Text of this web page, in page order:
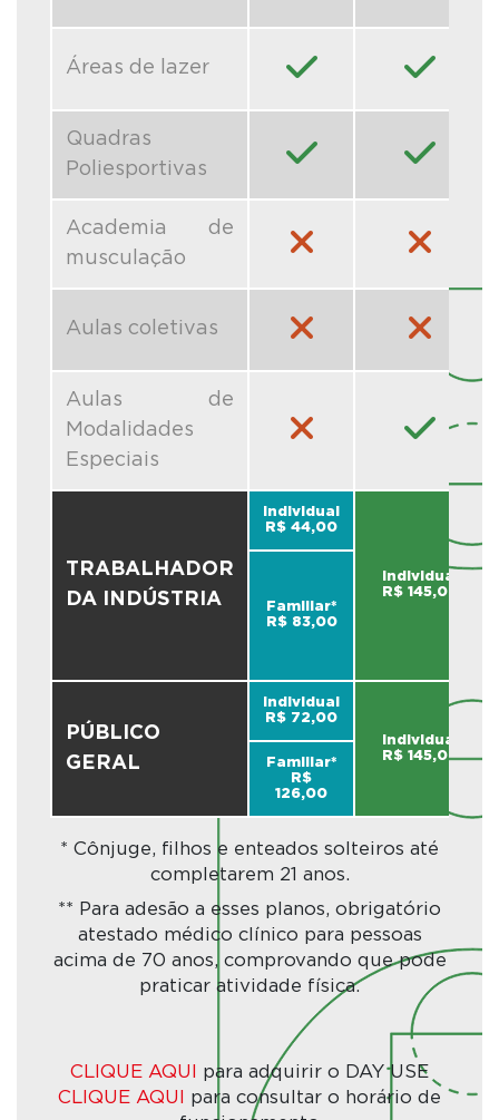
Áreas de lazer
Quadras
Poliesportivas
Academia de
musculação
Aulas coletivas
Aulas de
Modalidades
Especiais
TRABALHADOR
DA INDÚSTRIA
Individual
R$ 44,00
Individual
R$ 145,00
Familiar*
R$ 83,00
PÚBLICO
GERAL
Individual
R$ 72,00
Individual
R$ 145,00
Familiar*
R$
126,00
* Cônjuge, filhos e enteados solteiros até
completarem 21 anos.
** Para adesão a esses planos, obrigatório
atestado médico clínico para pessoas
acima de 70 anos, comprovando que pode
praticar atividade física.
CLIQUE AQUI
para adquirir o DAY USE
CLIQUE AQUI
para consultar o horário de